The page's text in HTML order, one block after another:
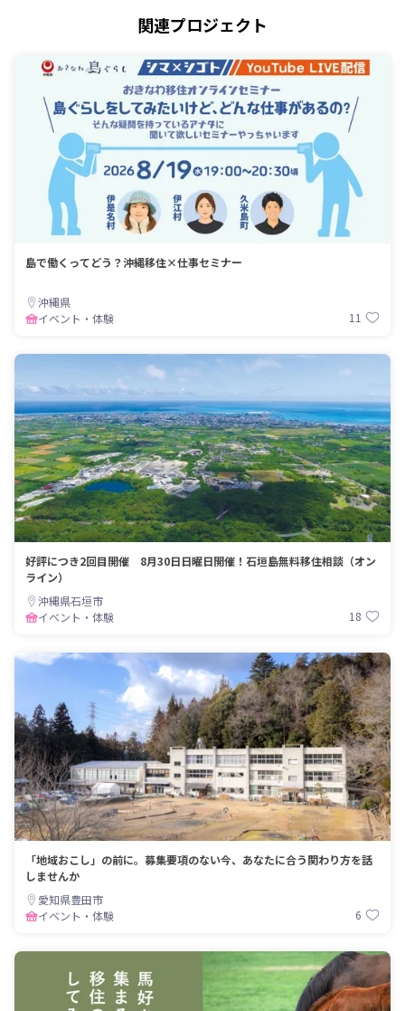
関連プロジェクト
島で働くってどう？沖縄移住×仕事セミナー
沖縄県
イベント・体験
11
好評につき2回目開催 8月30日日曜日開催！石垣島無料移住相談（オン
ライン）
沖縄県石垣市
イベント・体験
18
「地域おこし」の前に。募集要項のない今、あなたに合う関わり方を話
しませんか
愛知県豊田市
イベント・体験
6